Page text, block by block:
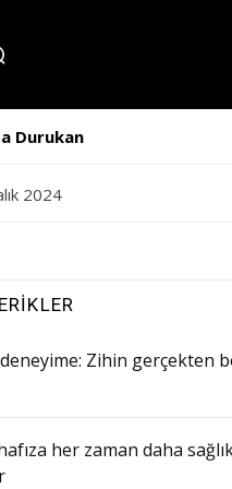
Durukan
2024
Zihin gerçekten
her zaman daha